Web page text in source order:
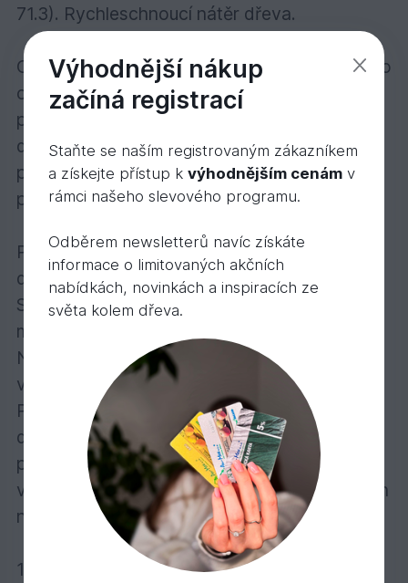
71.3). Rychleschnoucí nátěr dřeva.
Osmo Zahradní & fasádní lazura je vhodná pro
ošetření jakéhokoliv dřeva ve venkovním
prostředí: dřevěných fasád, balkónů,
dřevěných okenic, plotů, zahradních domků,
pergol, zahradního nábytku, parkovacích
přístřešků apod.
Počet nátěrů: u dřeva bez povrchové úpravy
dva nátěry.
S Osmo plochým štětcem, Osmo válečkem z
mikrovlákna nebo Rounem na olejové nátěry.
Nanášejte rychle, v tenké vrstvě a ve směru
vláken dřeva. Popřípadě naneste nástřikem.
Ponechte schnout při dobrém větrání po
dobu 3–4 hodiny. Poté zaschnutý povrch
přebruste a proveďte druhý nátěr v tenké
vrstvě. Při renovacích postačí zpravidla jeden
nátěr.
1 l výrobku vystačí při jednom nátěru na cca
Výhodnější nákup
začíná registrací
Staňte se naším registrovaným zákazníkem
a získejte přístup k výhodnějším cenámv
rámci našeho slevového programu.
Odběrem newsletterů navíc získáte
informace o limitovaných akčních
nabídkách, novinkách a inspiracích ze
světa kolem dřeva.